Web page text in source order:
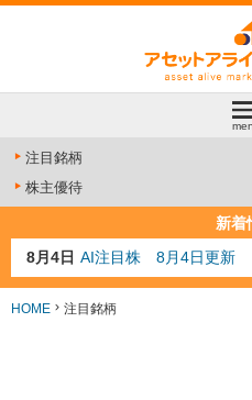
注目銘柄
株主優待
新着
8月4日 AI注目株 8月4日更新
8月3日 人気業種注目株 8月3
8月2日 金融注目株 8月2日更新
HOME 注目銘柄